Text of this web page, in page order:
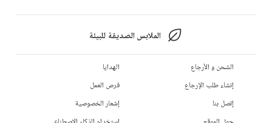
الملابس الصديقة للبيئة
الشحن و الأرجاع
إنشاء طلب الإرجاع
إتصل بنا
الهدايا
فرص العمل
إشعار الخصوصية